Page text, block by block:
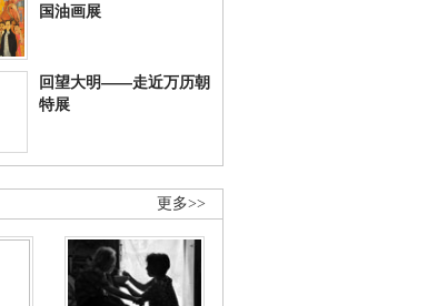
国油画展
回望大明——走近万历朝
特展
更多>>